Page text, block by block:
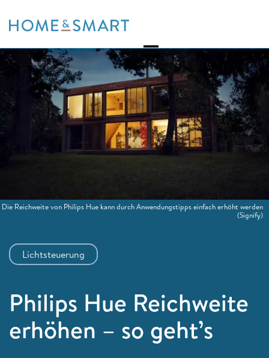
to
Lichtsteuerung
Philips Hue Reichweite
erhöhen – so geht’s
Die Reichweite von Philips Hue kann durch Anwendungstipps einfach erhöht werden
(Signify)